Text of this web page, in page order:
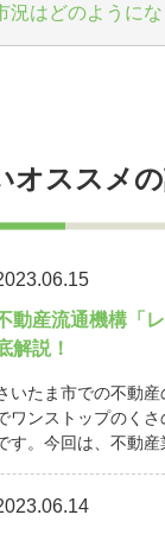
況はどのように
オススメ
動産流通機構「
解説！
いたま市での不動
ワンストップのく
す。今回は、不動